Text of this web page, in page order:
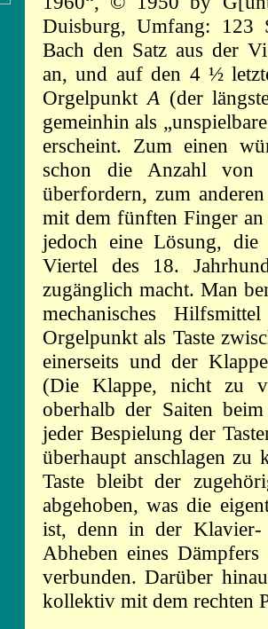
Duisburg, Umfang:
Bach den Satz aus der
an, und auf den 4 ½
Orgelpunkt A (der
gemeinhin als
erscheint. Zum einen
schon die Anzahl von
überfordern, zum
mit dem fünften Finger
jedoch eine Lösung,
Viertel des 18.
zugänglich macht. Man
mechanisches
Orgelpunkt als Taste
einerseits und der
(Die Klappe, nicht zu
oberhalb der Saiten
jeder Bespielung der
überhaupt anschlagen zu
Taste bleibt der
abgehoben, was die
ist, denn in der Klavier-
Abheben eines
verbunden. Darüber
kollektiv mit dem rechten